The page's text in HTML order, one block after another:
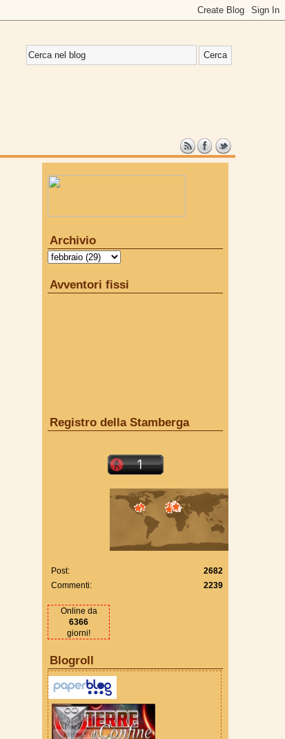
Archivio
Avventori fissi
Registro della Stamberga
Post:
2682
Commenti:
2239
Online da
6366
giorni!
Blogroll